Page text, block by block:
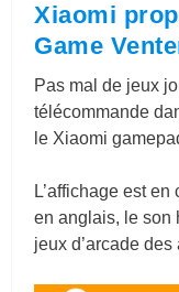
Xiaomi
Game
Pas mal de jeux
télécommande
le Xiaomi
L’affichage est
en anglais, le son
jeux d’arcade des